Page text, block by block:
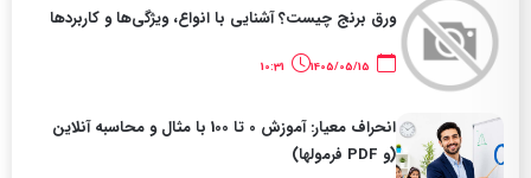
ورق برنج چیست؟ آشنایی با انواع، ویژگی‌ها و کاربردها
انحراف معیار: آموزش 0 تا 100 با مثال و محاسبه آنلاین
(و PDF فرمولها)